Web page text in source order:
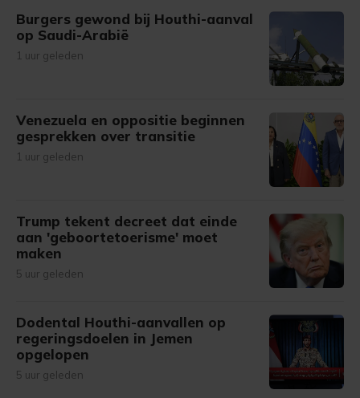
Burgers gewond bij Houthi-aanval
op Saudi-Arabië
1 uur geleden
Venezuela en oppositie beginnen
gesprekken over transitie
1 uur geleden
Trump tekent decreet dat einde
aan 'geboortetoerisme' moet
maken
5 uur geleden
Dodental Houthi-aanvallen op
regeringsdoelen in Jemen
opgelopen
5 uur geleden